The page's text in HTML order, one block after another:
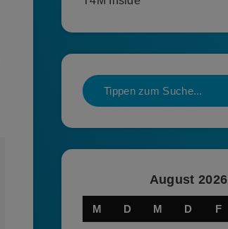
August 2026
M D M D F